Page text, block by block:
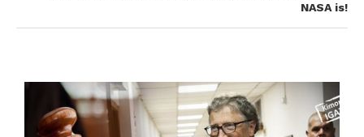
NASA is!